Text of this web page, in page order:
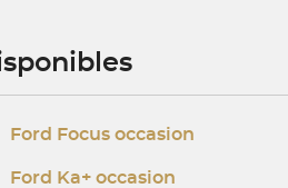
Ford Focus occasion
Ford Ka+ occasion